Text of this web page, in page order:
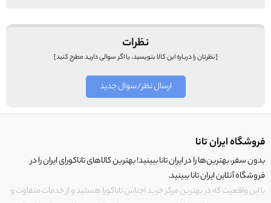
نظرات
[نظرتان را درباره این کالا بنویسید، یا اگر سوالی دارید مطرح کنید]
ارسال نظر/سوال جدید
فروشگاه ایران تانا
بدون سفر، بهترین‌ها را در ایران تانا ببینید! بهترین کالاهای تاناکورای ایران را در
فروشگاه آنلاین ایران تانا ببینید.
با این واقعیت که در بهترین مرکز خرید اجناس تاناکورا هستید و از خدمات متفاوت و